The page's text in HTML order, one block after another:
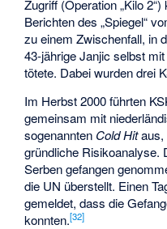
Zugriff (Operation „Kilo
Berichten des „Spiegel“
zu einem Zwischenfall, in
43-jährige Janjic selbst
tötete. Dabei wurden drei
Im Herbst 2000 führten
gemeinsam mit
sogenannten Cold Hitaus,
gründliche Risikoanalyse.
Serben gefangen
die UN überstellt. Einen
gemeldet, dass die
konnten.[32]